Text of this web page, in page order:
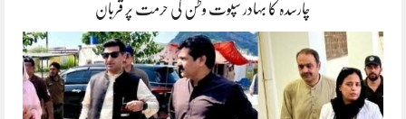
چارسدہ کا بہادر سپوت وطن کی حرمت پر قربان